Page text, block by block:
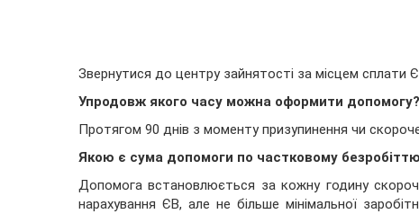
Звернутися до центру зайнятості за місцем сплати
Упродовж якого часу можна оформити допомогу?
Протягом 90 днів з моменту призупинення чи
Якою є сума допомоги по частковому
Допомога встановлюється за кожну годину
нарахування ЄВ, але не більше мінімальної